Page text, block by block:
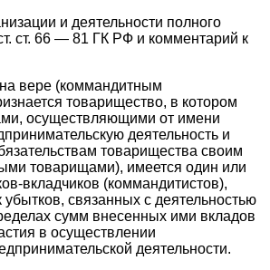
и деятельности полного
ст. 66 — 81 ГК РФ и комментарий к
вере (коммандитным
товарищество, в котором
осуществляющими от имени
деятельность и
товарищества своим
товарищами), имеется один или
вкладчиков (коммандитистов),
убытков, связанных с деятельностью
сумм внесенных ими вкладов
в осуществлении
деятельности.